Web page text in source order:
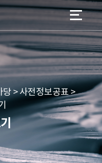
> 사전정보공표 >